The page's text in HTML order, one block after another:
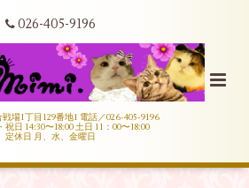
026-405-9196
場1丁目129番地1 電話／026-405-9196
祝日 14:30〜18:00 土日 11：00〜18:00
定休日 月、水、金曜日